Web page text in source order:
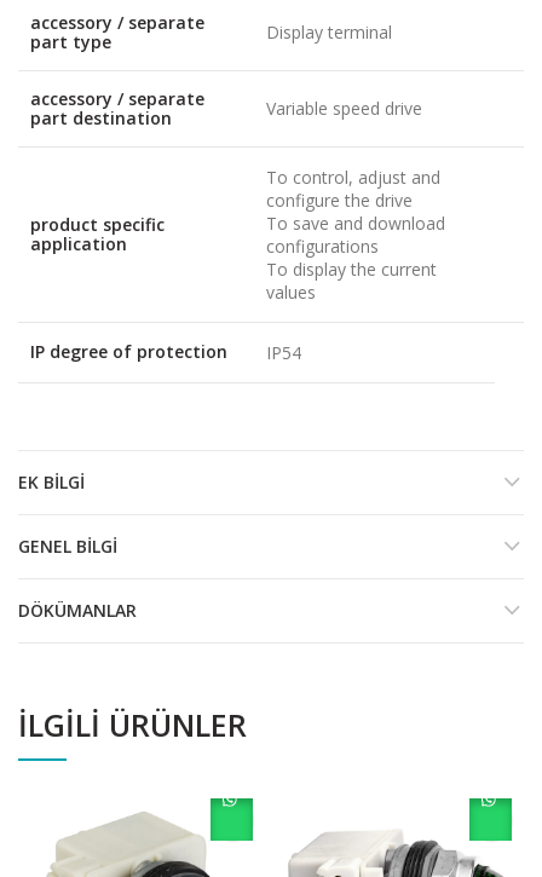
accessory / separate
part type
Display terminal
accessory / separate
part destination
Variable speed drive
product specific
application
To control, adjust and
configure the drive
To save and download
configurations
To display the current
values
IP degree of protection IP54
EK BILGI
GENEL BILGI
DÖKÜMANLAR
İLGILI ÜRÜNLER